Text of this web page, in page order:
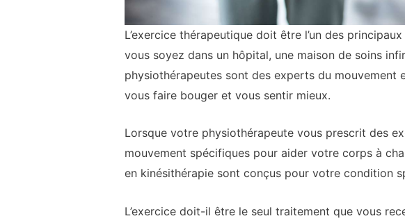
L’exercice thérapeutique doit être l’un des
vous soyez dans un hôpital, une maison de soins
physiothérapeutes sont des experts du
vous faire bouger et vous sentir mieux.
Lorsque votre physiothérapeute vous prescrit des
mouvement spécifiques pour aider votre corps à
en kinésithérapie sont conçus pour votre condition
L’exercice doit-il être le seul traitement que vous